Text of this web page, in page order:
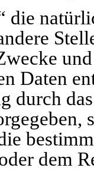
die
Daten
durch
dem